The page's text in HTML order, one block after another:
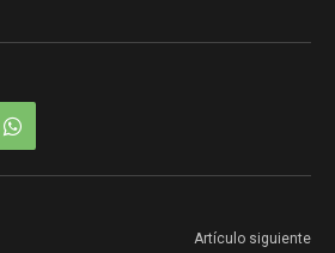
Artículo siguiente